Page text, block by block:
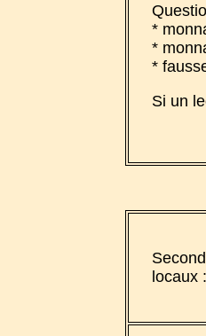
*
*
*
Si un
locaux :